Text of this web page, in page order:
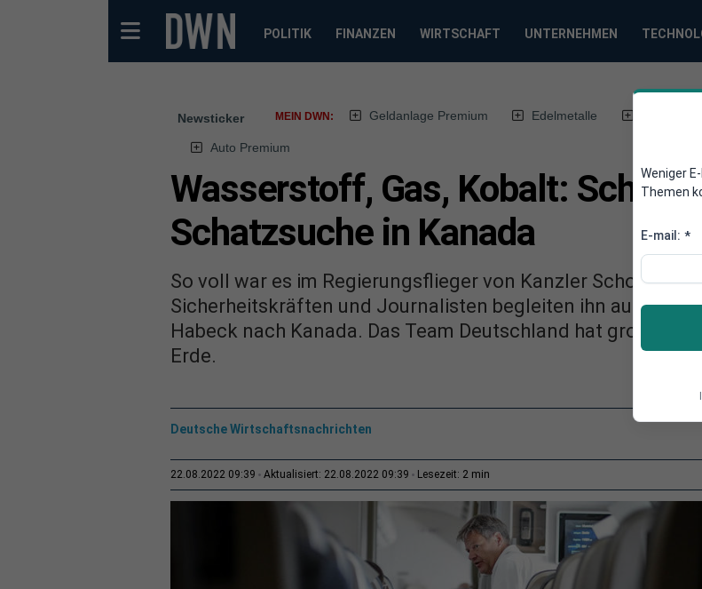
POLITIK FINANZEN WIRTSCHAFT UNTERNEHMEN
Newsticker MEIN DWN: Geldanlage Premium Edelmetalle
Auto Premium
Wasserstoff, Gas, Kobalt: Scholz
Schatzsuche in Kanada
So voll war es im Regierungsflieger von Kanzler Scholz
Sicherheitskräften und Journalisten begleiten ihn auch 13
Habeck nach Kanada. Das Team Deutschland hat große
Erde.
Deutsche Wirtschaftsnachrichten
22.08.2022 09:39 Aktualisiert: 22.08.2022 09:39 Lesezeit: 2 min
Weniger
Themen
E-mail: *